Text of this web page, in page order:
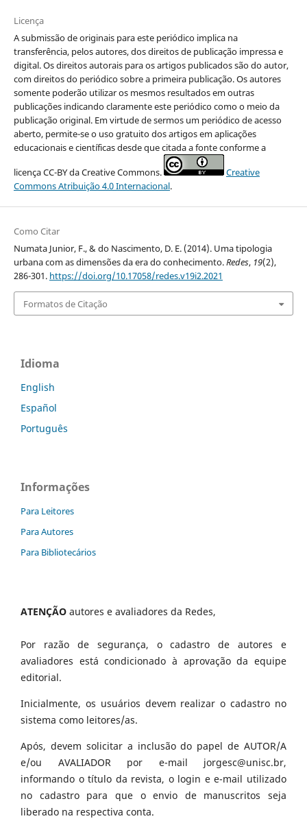
Licença
A submissão de originais para este periódico implica na
transferência, pelos autores, dos direitos de publicação impressa e
digital. Os direitos autorais para os artigos publicados são do autor,
com direitos do periódico sobre a primeira publicação. Os autores
somente poderão utilizar os mesmos resultados em outras
publicações indicando claramente este periódico como o meio da
publicação original. Em virtude de sermos um periódico de acesso
aberto, permite-se o uso gratuito dos artigos em aplicações
educacionais e científicas desde que citada a fonte conforme a
licença CC-BY da Creative Commons.
Creative
Commons Atribuição 4.0 Internacional.
Como Citar
Numata Junior, F., & do Nascimento, D. E. (2014). Uma tipologia
urbana com as dimensões da era do conhecimento.Redes, 19(2),
286-301. https://doi.org/10.17058/redes.v19i2.2021
Formatos de Citação
Idioma
English
Español
Português
Informações
Para Leitores
Para Autores
Para Bibliotecários
ATENÇÃO autores e avaliadores da Redes,
Por razão de segurança, o cadastro de autores e
avaliadores está condicionado à aprovação da equipe
editorial.
Inicialmente, os usuários devem realizar o cadastro no
sistema como leitores/as.
Após, devem solicitar a inclusão do papel de AUTOR/A
e/ou AVALIADOR por e-mail jorgesc@unisc.br,
informando o título da revista, o login e e-mail utilizado
no cadastro para que o envio de manuscritos seja
liberado na respectiva conta.